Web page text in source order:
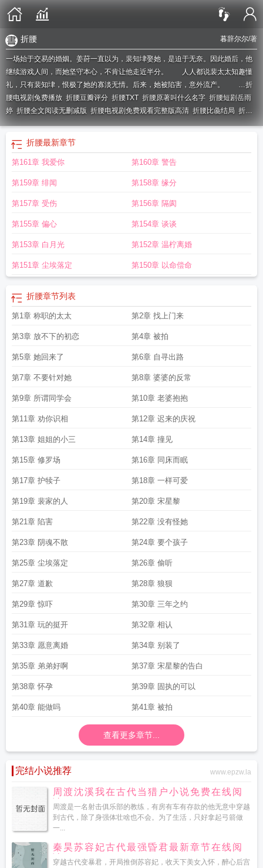
暮辞尔尔/著
折腰
一场始于交易的婚姻。姜莳一直以为，裴知垏娶她，是迫于无奈。因此婚后，他
继续游戏人间，而她坚守本心，不肯让他走近半分。 人人都说裴太太知趣懂
礼，只有裴知垏，恨极了她的寡淡无情。后来，她被陷害，意外流产。 …折
腰电视剧兔费播放 折腰豆瓣评分 折腰TXT 折腰原著叫什么名字 折腰短剧岳雨
婷 折腰全文阅读无删减版 折腰电视剧免费观看完整版高清 折腰比彘结局 折腰
全文免费阅读小乔魏劭笔趣阁全文折腰全集电视剧折腰剧情介绍折腰女主叫
折腰gl 折腰txt 折腰浴池疗伤
剧 折腰电视在观线看
读折腰电视剧刘宇宁 折腰 蓬莱客折腰清汤涮香菜
香菜
折腰多少集 折腰全文免费阅读完整版 折腰歌曲
折腰最新章节
第161章 我爱你 第160章 警告
第159章 绯闻 第158章 缘分
第157章 受伤 第156章 隔阂
第155章 偏心 第154章 谈谈
第153章 白月光 第152章 温柠离婚
第151章 尘埃落定 第150章 以命偿命
折腰章节列表
第1章 称职的太太 第2章 找上门来
第3章 放不下的初恋 第4章 被拍
第5章 她回来了 第6章 自寻出路
第7章 不要针对她 第8章 婆婆的反常
第9章 所谓同学会 第10章 老婆抱抱
第11章 劝你识相 第12章 迟来的庆祝
第13章 姐姐的小三 第14章 撞见
第15章 修罗场 第16章 同床而眠
第17章 护犊子 第18章 一样可爱
第19章 裴家的人 第20章 宋星黎
第21章 陷害 第22章 没有怪她
第23章 阴魂不散 第24章 要个孩子
第25章 尘埃落定 第26章 偷听
第27章 道歉 第28章 狼狈
第29章 惊吓 第30章 三年之约
第31章 玩的挺开 第32章 相认
第33章 愿意离婚 第34章 别装了
第35章 弟弟好啊 第37章 宋星黎的告白
第38章 怀孕 第39章 固执的可以
第40章 能做吗 第41章 被拍
查看更多章节...
完结小说推荐 www.epzw.la
周渡沈溪我在古代当猎户小说免费在线阅
读
周渡是一名射击俱乐部的教练，有房有车有存款的他无意中穿越
到古代，除了身强体壮啥也不会。为了生活，只好拿起弓箭做
一...
秦昊苏容妃古代最强昏君最新章节在线阅
读
穿越古代变暴君，开局推倒苏容妃，收天下美女入怀，醉心后宫